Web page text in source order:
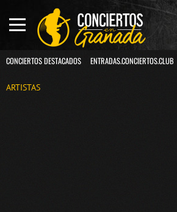
CONCIERTOS DESTACADOS ENTRADAS.CONCIERTOS.CLUB
ARTISTAS